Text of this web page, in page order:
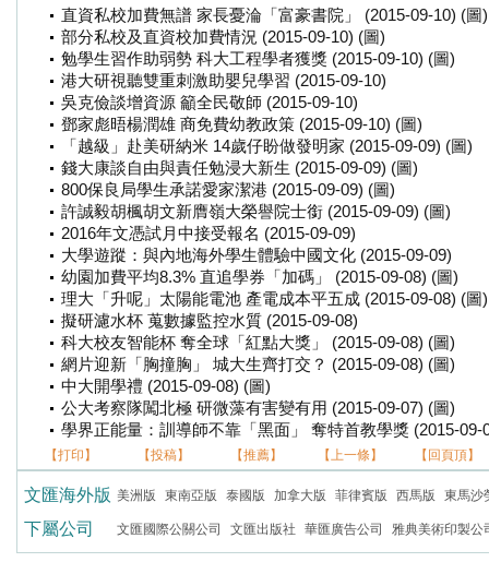
直資私校加費無譜 家長憂淪「富豪書院」 (2015-09-10) (圖)
部分私校及直資校加費情況 (2015-09-10) (圖)
勉學生習作助弱勢 科大工程學者獲獎 (2015-09-10) (圖)
港大研視聽雙重刺激助嬰兒學習 (2015-09-10)
吳克儉談增資源 籲全民敬師 (2015-09-10)
鄧家彪晤楊潤雄 商免費幼教政策 (2015-09-10) (圖)
「越級」赴美研納米 14歲仔盼做發明家 (2015-09-09) (圖)
錢大康談自由與責任勉浸大新生 (2015-09-09) (圖)
800保良局學生承諾愛家潔港 (2015-09-09) (圖)
許誠毅胡楓胡文新膺嶺大榮譽院士銜 (2015-09-09) (圖)
2016年文憑試月中接受報名 (2015-09-09)
大學遊蹤：與內地海外學生體驗中國文化 (2015-09-09)
幼園加費平均8.3% 直追學券「加碼」 (2015-09-08) (圖)
理大「升呢」太陽能電池 產電成本平五成 (2015-09-08) (圖)
擬研濾水杯 蒐數據監控水質 (2015-09-08)
科大校友智能杯 奪全球「紅點大獎」 (2015-09-08) (圖)
網片迎新「胸撞胸」 城大生齊打交？ (2015-09-08) (圖)
中大開學禮 (2015-09-08) (圖)
公大考察隊闖北極 研微藻有害變有用 (2015-09-07) (圖)
學界正能量：訓導師不靠「黑面」 奪特首教學獎 (2015-09-
【打印】 【投稿】 【推薦】 【上一條】 【回頁頂】
文匯海外版 美洲版 東南亞版 泰國版 加拿大版 菲律賓版 西馬版 東馬沙
下屬公司 文匯國際公關公司 文匯出版社 華匯廣告公司 雅典美術印製公